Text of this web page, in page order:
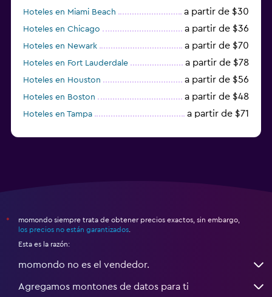
Hoteles en Miami Beach a partir de $30
Hoteles en Chicago a partir de $36
Hoteles en Newark a partir de $70
Hoteles en Fort Lauderdale a partir de $78
Hoteles en Houston a partir de $56
Hoteles en Boston a partir de $48
Hoteles en Tampa a partir de $71
*
momondo siempre trata de obtener precios exactos, sin embargo,
los precios no están garantizados
Esta es la razón:
momondo no es el vendedor.
Agregamos montones de datos para ti